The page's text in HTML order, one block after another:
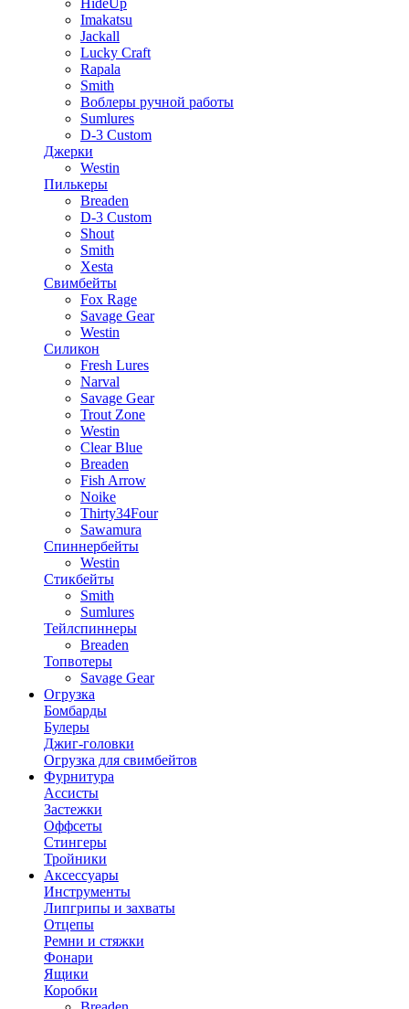
HideUp
Imakatsu
Jackall
Lucky Craft
Rapala
Smith
Воблеры ручной работы
Sumlures
D-3 Custom
Джерки
Westin
Пилькеры
Breaden
D-3 Custom
Shout
Smith
Xesta
Свимбейты
Fox Rage
Savage Gear
Westin
Силикон
Fresh Lures
Narval
Savage Gear
Trout Zone
Westin
Clear Blue
Breaden
Fish Arrow
Noike
Thirty34Four
Sawamura
Спиннербейты
Westin
Стикбейты
Smith
Sumlures
Тейлспиннеры
Breaden
Топвотеры
Savage Gear
Огрузка
Бомбарды
Булеры
Джиг-головки
Огрузка для свимбейтов
Фурнитура
Ассисты
Застежки
Оффсеты
Стингеры
Тройники
Аксессуары
Инструменты
Липгрипы и захваты
Отцепы
Ремни и стяжки
Фонари
Ящики
Коробки